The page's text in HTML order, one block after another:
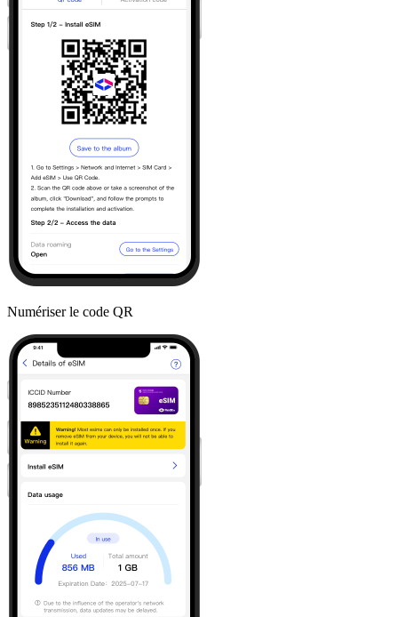
Numériser le code QR